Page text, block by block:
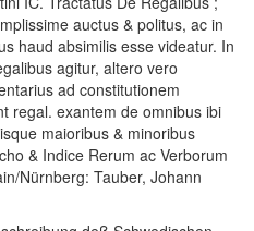
auctus & politus, ac in
haud absimilis esse videatur. In
agitur, altero vero
ad constitutionem
regal. exantem de omnibus ibi
maioribus & minoribus
& Indice Rerum ac Verborum
Nürnberg: Tauber, Johann